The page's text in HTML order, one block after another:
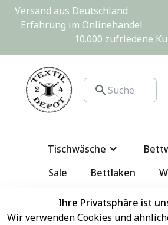
Versand aus Deutschland
Erfahrung im Onlinehandel
10.000 zufriedene
Tischwäsche
Sale
Bettlaken
DIY
Ihre Privatsphäre ist
Wir verwenden Cookies und